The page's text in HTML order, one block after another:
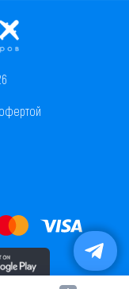
Скачать приложение в PlayMarket